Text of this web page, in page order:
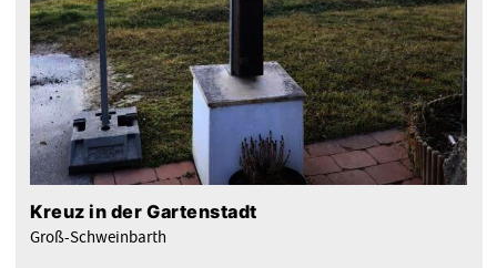
Kreuz in der Gartenstadt
Groß-Schweinbarth